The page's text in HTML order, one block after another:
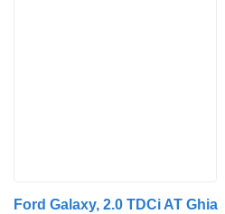
Ford Galaxy, 2.0 TDCi AT Ghia